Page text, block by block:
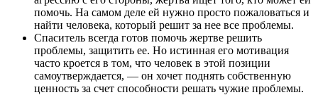
помочь. На самом деле ей нужно просто пожаловаться и
найти человека, который решит за нее все проблемы.
Спаситель всегда готов помочь жертве решить
проблемы, защитить ее. Но истинная его мотивация
часто кроется в том, что человек в этой позиции
самоутверждается, — он хочет поднять собственную
ценность за счет способности решать чужие проблемы.